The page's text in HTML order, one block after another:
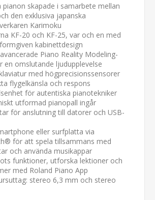
pianon skapade i samarbete mellan
den exklusiva japanska
Karimoku
KF-20 och KF-25, var och en med
kabinettdesign
Piano Reality Modeling-
en omslutande ljudupplevelse
med högprecisionssensorer
flygelkänsla och respons
för autentiska pianotekniker
utformad pianopall ingår
för anslutning till datorer och USB-
eller surfplatta via
för att spela tillsammans med
och använda musikappar
funktioner, utforska lektioner och
med Roland Piano App
stereo 6,3 mm och stereo